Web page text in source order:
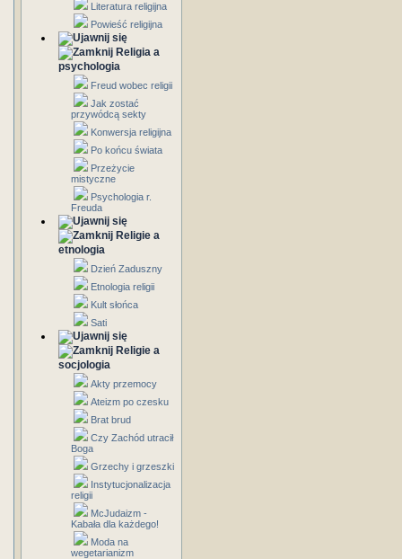
Literatura religijna
Powieść religijna
Religia a
psychologia
Freud wobec religii
Jak zostać
przywódcą sekty
Konwersja religijna
Po końcu świata
Przeżycie
mistyczne
Psychologia r.
Freuda
Religie a
etnologia
Dzień Zaduszny
Etnologia religii
Kult słońca
Sati
Religie a
socjologia
Akty przemocy
Ateizm po czesku
Brat brud
Czy Zachód utracił
Boga
Grzechy i grzeszki
Instytucjonalizacja
religii
McJudaizm -
Kabała dla każdego!
Moda na
wegetarianizm